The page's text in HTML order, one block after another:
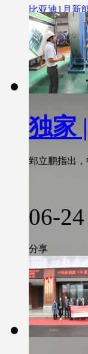
比亚迪1月新
独家
郅立鹏指出
06-
分享